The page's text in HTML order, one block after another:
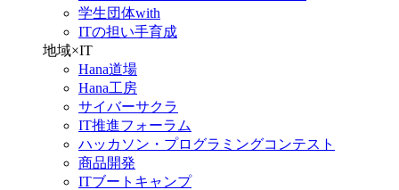
学生団体with
ITの担い手育成
地域×IT
Hana道場
Hana工房
サイバーサクラ
IT推進フォーラム
ハッカソン・プログラミングコンテスト
商品開発
ITブートキャンプ